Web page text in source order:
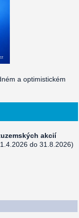
a optimistickém
akcií
do 31.8.2026)